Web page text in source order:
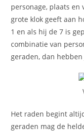
personage, plaats en
grote klok geeft aan
1 en als hij de 7 is
combinatie van
geraden, dan
Het raden begint
geraden mag de